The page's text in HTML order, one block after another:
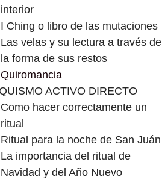
interior
I Ching o libro de las mutaciones
Las velas y su lectura a través de
la forma de sus restos
Quiromancia
ACTIVO DIRECTO
Como hacer correctamente un
ritual
Ritual para la noche de San Juán
La importancia del ritual de
Navidad y del Año Nuevo